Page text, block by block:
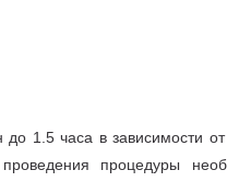
1.5 часа в зависимости
процедуры